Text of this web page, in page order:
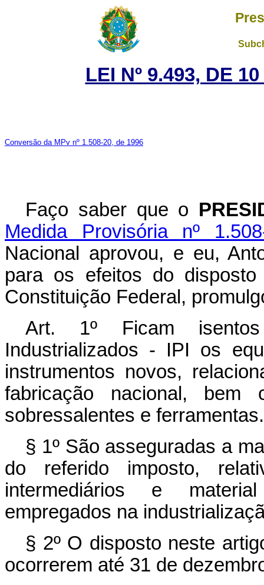
LEI Nº 9.493, DE
Conversão da MPv nº 1.508-20, de 1996
Faço saber que o
Medida Provisória nº
Nacional aprovou, e eu,
para os efeitos do
Constituição Federal,
Art. 1º Ficam
Industrializados - IPI os
instrumentos novos,
fabricação nacional, bem
sobressalentes e ferramentas.
§ 1º São asseguradas a
do referido imposto,
intermediários e
empregados na
§ 2º O disposto neste
ocorrerem até 31 de